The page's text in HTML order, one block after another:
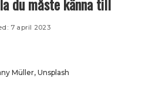
7 april 2023
Müller, Unsplash